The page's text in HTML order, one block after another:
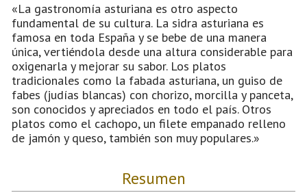
«La gastronomía asturiana es otro aspecto
fundamental de su cultura. La sidra asturiana es
famosa en toda España y se bebe de una manera
única, vertiéndola desde una altura considerable para
oxigenarla y mejorar su sabor. Los platos
tradicionales como la fabada asturiana, un guiso de
fabes (judías blancas) con chorizo, morcilla y panceta,
son conocidos y apreciados en todo el país. Otros
platos como el cachopo, un filete empanado relleno
de jamón y queso, también son muy populares.»
Resumen